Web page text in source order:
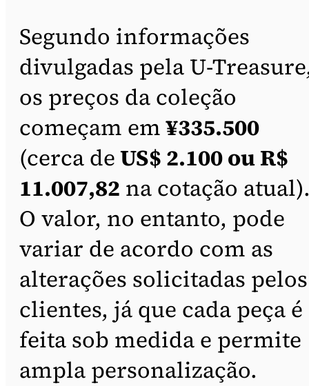
Segundo informações
divulgadas pela U-
os preços da coleção
começam em¥335.500
(cerca deUS$ 2.100 ou R$
11.007,82 na cotação
O valor, no entanto, pode
variar de acordo com as
alterações solicitadas pelos
clientes, já que cada peça é
feita sob medida e permite
ampla personalização.